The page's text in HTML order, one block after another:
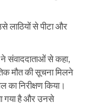
लाठियों से पीटा और
संवाददाताओं से कहा,
मौत की सूचना मिलने
निरीक्षण किया।
गया है और उनसे